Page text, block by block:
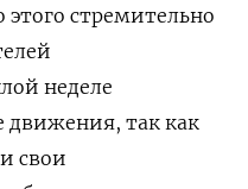
этого стремительно
неделе
так как
свои